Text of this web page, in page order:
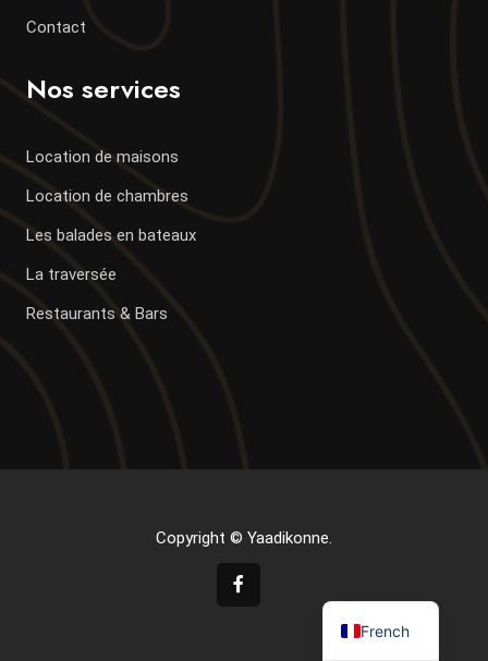
Contact
Nos services
Location de maisons
Location de chambres
Les balades en bateaux
La traversée
Restaurants & Bars
Copyright © Yaadikonne.
French